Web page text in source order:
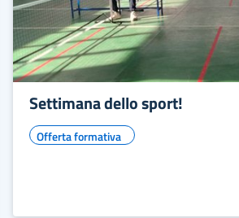
Settimana dello sport!
Offerta formativa